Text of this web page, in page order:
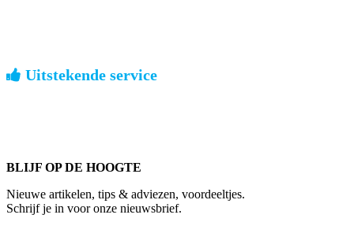
Uitstekende service
BLIJF OP DE HOOGTE
Nieuwe artikelen, tips & adviezen, voordeeltjes.
Schrijf je in voor onze nieuwsbrief.